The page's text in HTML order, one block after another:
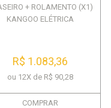
+ ROLAMENTO (X1)
KANGOO ELÉTRICA
R$ 1.083,36
ou 12X de R$ 90,28
COMPRAR